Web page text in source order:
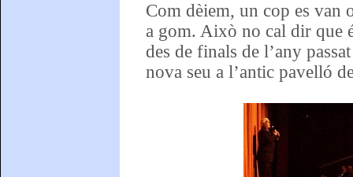
Com dèiem, un cop es van
a gom. Això no cal dir que
des de finals de l’any
nova seu a l’antic pavelló